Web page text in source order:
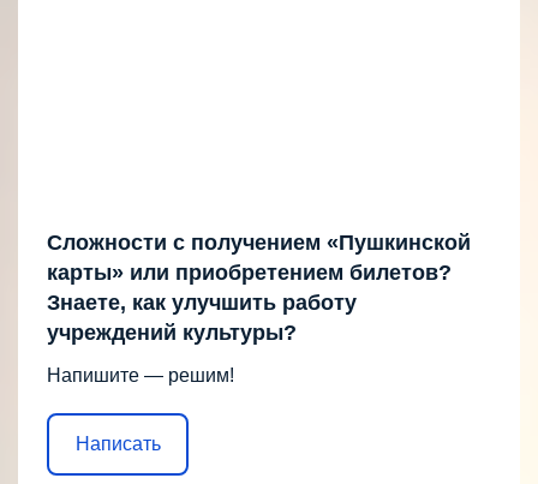
Сложности с получением «Пушкинской
карты» или приобретением билетов?
Знаете, как улучшить работу
учреждений культуры?
Напишите — решим!
Написать